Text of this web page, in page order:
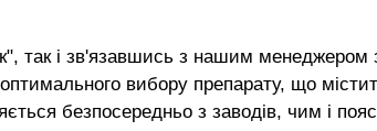
так і зв'язавшись з нашим менеджером
вибору препарату, що
безпосередньо з заводів, чим і